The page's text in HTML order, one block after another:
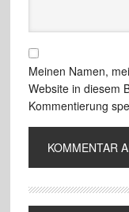
Meinen Namen,
Website in diesem
Kommentierung